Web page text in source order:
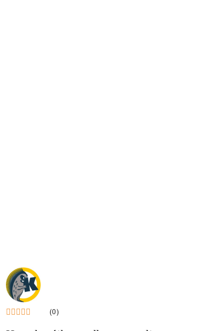
NAZWA
PRODUCENTA:
KRAINA
TUPTUSIA
(0)